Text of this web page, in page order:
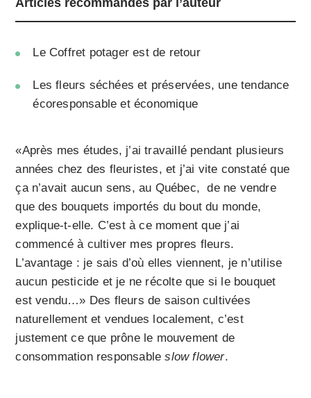
Le Coffret potager est de retour
Les fleurs séchées et préservées, une tendance
écoresponsable et économique
«Après mes études, j’ai travaillé pendant plusieurs
années chez des fleuristes, et j’ai vite constaté que
ça n’avait aucun sens, au Québec, de ne vendre
que des bouquets importés du bout du monde,
explique-t-elle. C’est à ce moment que j’ai
commencé à cultiver mes propres fleurs.
L’avantage : je sais d’où elles viennent, je n’utilise
aucun pesticide et je ne récolte que si le bouquet
est vendu…» Des fleurs de saison cultivées
naturellement et vendues localement, c’est
justement ce que prône le mouvement de
consommation responsableslow flower.